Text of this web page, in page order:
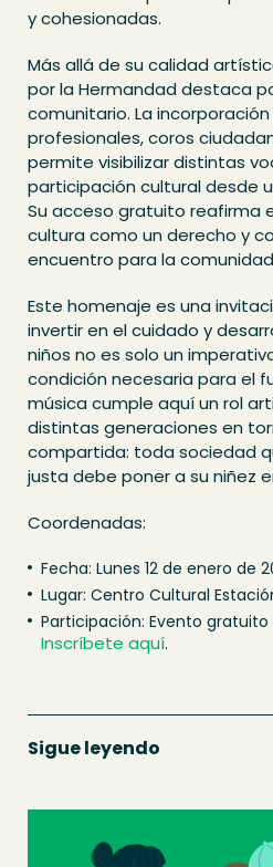
y cohesionadas.
Más allá de su calidad
por la Hermandad destaca
comunitario. La
profesionales, coros
permite visibilizar distintas
participación cultural desde
Su acceso gratuito reafirma
cultura como un derecho y
encuentro para la
Este homenaje es una
invertir en el cuidado y
niños no es solo un
condición necesaria para el
música cumple aquí un rol
distintas generaciones en
compartida: toda sociedad
justa debe poner a su niñez
Coordenadas:
Fecha: Lunes 12 de enero de
Lugar: Centro Cultural
Participación: Evento
Inscríbete aquí.
Sigue leyendo